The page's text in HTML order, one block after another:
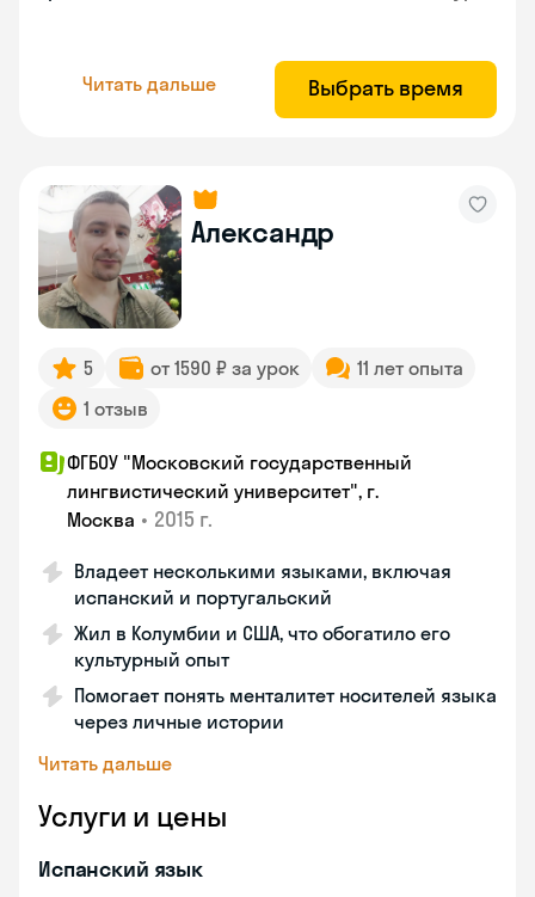
Читать дальше Выбрать время
Александр
5 от 1590 ₽ за урок
11 лет опыта
1 отзыв
ФГБОУ "Московский государственный
лингвистический университет", г.
Москва • 2015 г.
Владеет несколькими языками, включая
испанский и португальский
Жил в Колумбии и США, что обогатило его
культурный опыт
Помогает понять менталитет носителей языка
через личные истории
Читать дальше
Услуги и цены
Испанский язык